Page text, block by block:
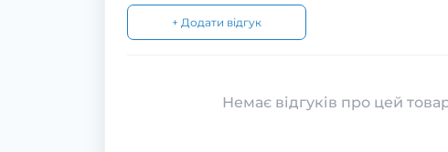
+ Додати відгук
Немає відгуків про цей